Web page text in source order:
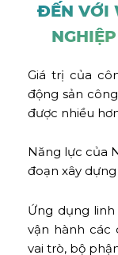
Ứng dụng
vận hành các
vai trò, bộ
ĐẾN VỚI
Năng lực của
đoạn xây
Giá trị của
động sản
được nhiều